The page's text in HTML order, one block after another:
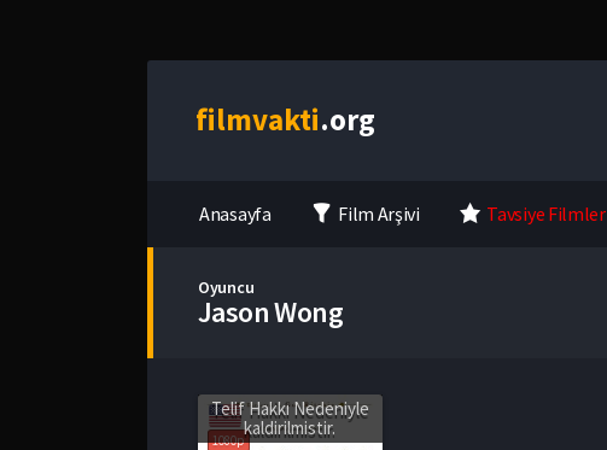
filmvakti.org
Anasayfa Film Arşivi Tavsiye Filmler
Oyuncu
Jason Wong
1080p
Telif Hakkı Nedeniyle
kaldirilmistir.